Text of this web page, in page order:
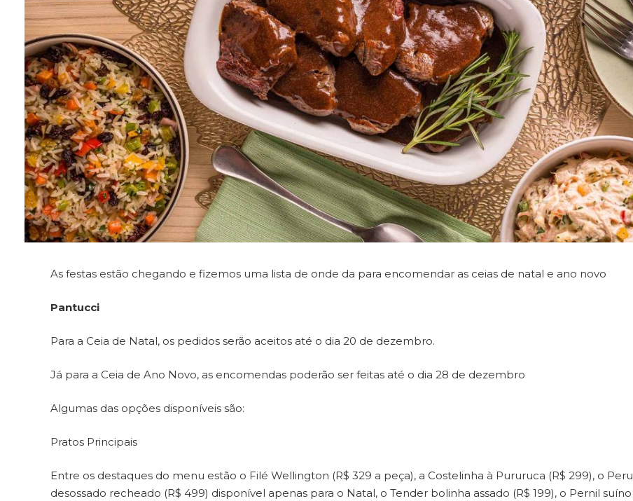
As festas estão chegando e fizemos uma lista de onde da para encomendar as ceias de natal e ano novo
Pantucci
Para a Ceia de Natal, os pedidos serão aceitos até o dia 20 de dezembro.
Já para a Ceia de Ano Novo, as encomendas poderão ser feitas até o dia 28 de dezembro
Algumas das opções disponíveis são:
Pratos Principais
Entre os destaques do menu estão o Filé Wellington (R$ 329 a peça), a Costelinha à Pururuca (R$ 299), o Peru
desossado recheado (R$ 499) disponível apenas para o Natal, o Tender bolinha assado (R$ 199), o Pernil suíno